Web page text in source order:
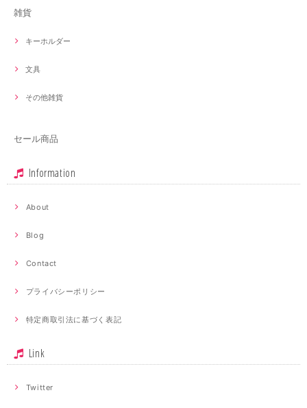
雑貨
キーホルダー
文具
その他雑貨
セール商品
Information
About
Blog
Contact
プライバシーポリシー
特定商取引法に基づく表記
Link
Twitter